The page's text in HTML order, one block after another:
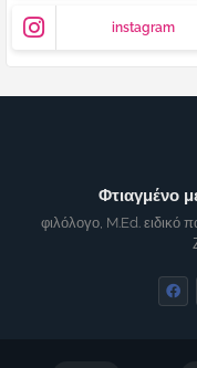
instagram
Φτιαγμένο
φιλόλογο, M.Ed.